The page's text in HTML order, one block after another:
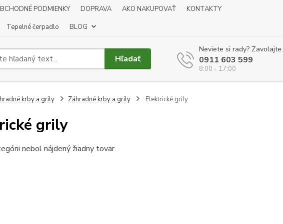
PODMIENKY DOPRAVA AKO NAKUPOVAŤ
KONTAKTY
Tepelné čerpadlo BLOG
Hľadať
Neviete si rady? Zavolajte.
0911 603 599
8:00 - 17:00
krby a grily Záhradné krby a grily Elektrické grily
grily
nebol nájdený žiadny tovar.